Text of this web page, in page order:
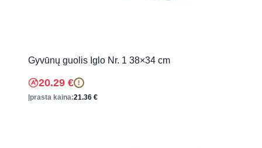
Gyvūnų guolis Iglo Nr. 1 38×34 cm
20.29 € !
Įprasta kaina:21.36 €